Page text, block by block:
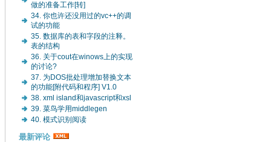
做的准备工作[转]
34. 你也许还没用过的vc++的调
试的功能
35. 数据库的表和字段的注释。
表的结构
36. 关于cout在winows上的实现
的讨论?
37. 为DOS批处理增加替换文本
的功能[附代码和程序] V1.0
38. xml island和javascript和xsl
39. 菜鸟学用middlegen
40. 模式识别阅读
最新评论